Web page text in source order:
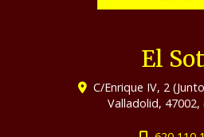
El
C/Enrique IV, 2
Valladolid, 47002,